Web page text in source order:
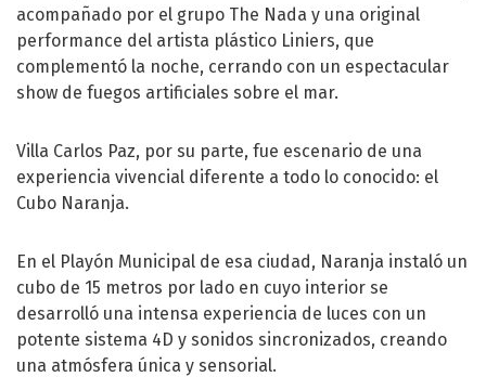
acompañado por el grupo The Nada y una original
performance del artista plástico Liniers, que
complementó la noche, cerrando con un espectacular
show de fuegos artificiales sobre el mar.
Villa Carlos Paz, por su parte, fue escenario de una
experiencia vivencial diferente a todo lo conocido: el
Cubo Naranja.
En el Playón Municipal de esa ciudad, Naranja instaló un
cubo de 15 metros por lado en cuyo interior se
desarrolló una intensa experiencia de luces con un
potente sistema 4D y sonidos sincronizados, creando
una atmósfera única y sensorial.